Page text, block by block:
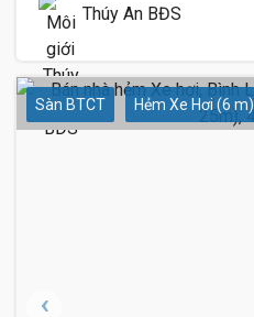
Thúy An BĐS
Sàn BTCT Hẻm Xe Hơi (6 m)